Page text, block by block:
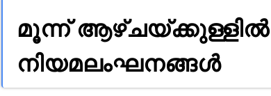
മൂന്ന്
നിയമലംഘനങ്ങൾ